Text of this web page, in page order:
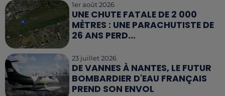
1er août 2026
UNE CHUTE FATALE DE 2 000
MÈTRES : UNE PARACHUTISTE DE
26 ANS PERD...
23 juillet 2026
DE VANNES À NANTES, LE FUTUR
BOMBARDIER D'EAU FRANÇAIS
PREND SON ENVOL